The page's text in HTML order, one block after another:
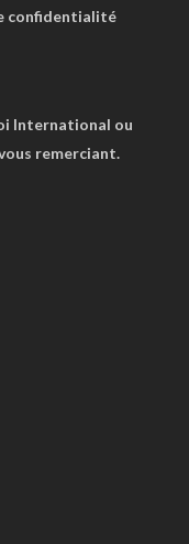
confidentialité
International ou
remerciant.